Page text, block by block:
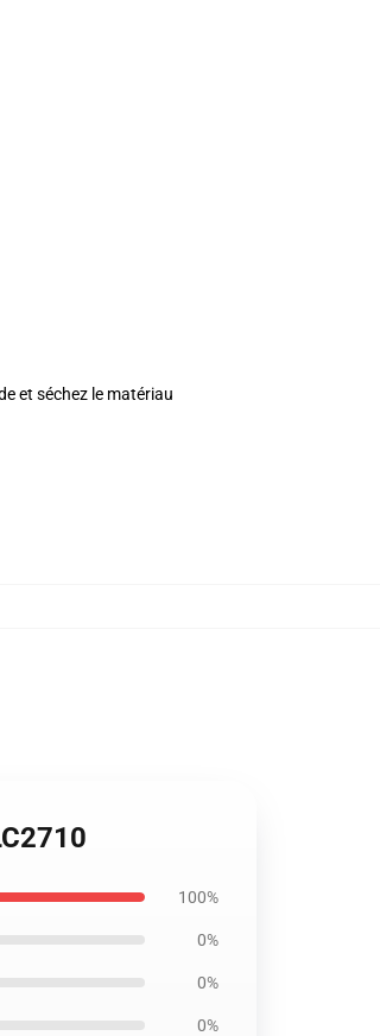
et séchez le matériau
100%
0%
0%
0%